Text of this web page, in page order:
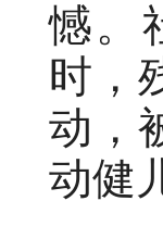
憾。
时，
动，
动健